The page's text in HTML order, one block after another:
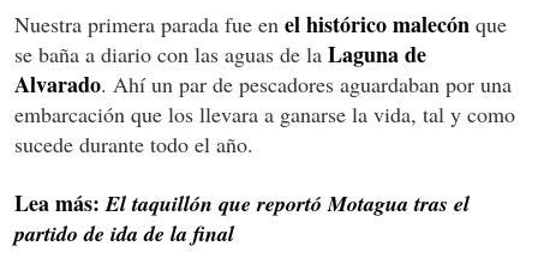
Nuestra primera parada fue en el histórico malecón que
se baña a diario con las aguas de la Laguna de
Alvarado. Ahí un par de pescadores aguardaban por una
embarcación que los llevara a ganarse la vida, tal y como
sucede durante todo el año.
Lea más: El taquillón que reportó Motagua tras el
partido de ida de la final